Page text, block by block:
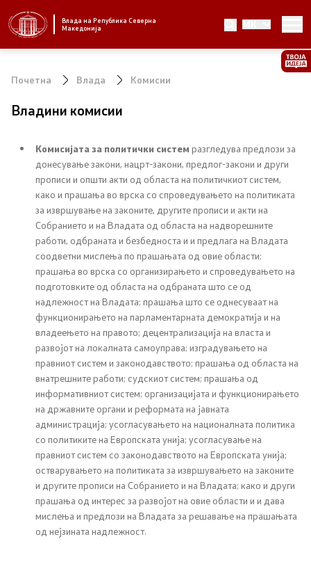
Влада на Република Северна
Македонија
MK
Стратешки приоритети и програма
Стратешки план на Генералниот секретаријат
Национални стратегии
Влада
Претседател на Владата
Канцеларија на Претседателот на Владата
Заменици на Претседателот на Владата
Состав на Владата
Министерства
СОЗР
Комисии
Органи во состав
Почетна Влада Комисии
Владини комисии
Комисијата за политички систем разгледува предлози за
донесување закони, нацрт-закони, предлог-закони и други
прописи и општи акти од областа на политичкиот систем,
како и прашања во врска со спроведувањето на политиката
за извршување на законите, другите прописи и акти на
Собранието и на Владата од областа на надворешните
работи, одбраната и безбедноста и и предлага на Владата
соодветни мислења по прашањата од овие области;
прашања во врска со организирањето и спроведувањето на
подготовките од областа на одбраната што се од
надлежност на Владата; прашања што се однесуваат на
функционирањето на парламентарната демократија и на
владеењето на правото; децентрализација на власта и
развојот на локалната самоуправа; изградувањето на
правниот систем и законодавството; прашања од областа на
внатрешните работи; судскиот систем; прашања од
информативниот систем; организацијата и функционирањето
на државните органи и реформата на јавната
администрација; усогласувањето на националната политика
со политиките на Европската унија; усогласување на
правниот систем со законодавството на Европската унија;
остварувањето на политиката за извршувањето на законите
и другите прописи на Собранието и на Владата; како и други
прашања од интерес за развојот на овие области и и дава
мислења и предлози на Владата за решавање на прашањата
од нејзината надлежност.